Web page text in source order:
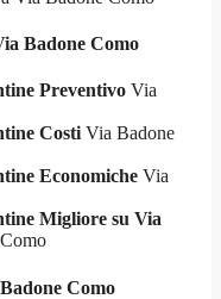
Badone Como
Preventivo Via
CostiVia Badone
Economiche Via
Migliore su Via
Como